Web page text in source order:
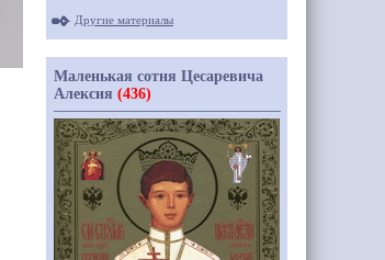
Другие материалы
Маленькая сотня Цесаревича
Алексия (436)